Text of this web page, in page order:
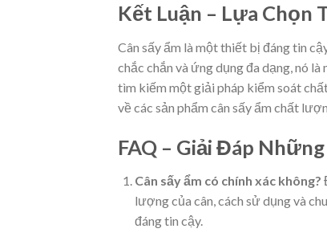
Kết Luận – Lựa Chọn
Cân sấy ẩm là một thiết bị đáng tin
chắc chắn và ứng dụng đa dạng, nó
tìm kiếm một giải pháp kiểm soát
về các sản phẩm cân sấy ẩm chất
FAQ – Giải Đáp
Cân sấy ẩm có chính xác không?
lượng của cân, cách sử dụng và
đáng tin cậy.